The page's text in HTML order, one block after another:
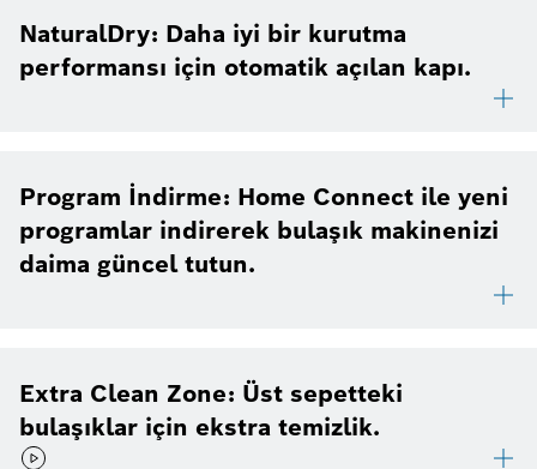
NaturalDry: Daha iyi bir kurutma
performansı için otomatik açılan kapı.
Program İndirme: Home Connect ile yeni
programlar indirerek bulaşık makinenizi
daima güncel tutun.
Extra Clean Zone: Üst sepetteki
bulaşıklar için ekstra temizlik.